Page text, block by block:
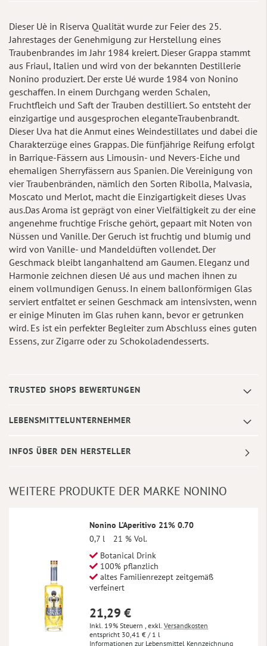
Dieser Uè in Riserva Qualität wurde zur Feier des 25.
Jahrestages der Genehmigung zur Herstellung eines
Traubenbrandes im Jahr 1984 kreiert. Dieser Grappa stammt
aus Friaul, Italien und wird von der bekannten Destillerie
Nonino produziert. Der erste Ué wurde 1984 von Nonino
geschaffen. In einem Durchgang werden Schalen,
Fruchtfleich und Saft der Trauben destilliert. So entsteht der
einzigartige und ausgesprochen eleganteTraubenbrandt.
Dieser Uva hat die Anmut eines Weindestillates und dabei die
Charakterzüge eines Grappas. Die fünfjährige Reifung erfolgt
in Barrique-Fässern aus Limousin- und Nevers-Eiche und
ehemaligen Sherryfässern aus Spanien. Die Vereinigung von
vier Traubenbränden, nämlich den Sorten Ribolla, Malvasia,
Moscato und Merlot, macht die Einzigartigkeit dieses Uvas
aus.Das Aroma ist geprägt von einer Vielfältigkeit zu der eine
angenehme fruchtige Frische gehört, gepaart mit Noten von
Nüssen und Vanille. Der Geruch ist fruchtig und blumig und
wird von Vanille- und Mandeldüften vollendet. Der
Geschmack bleibt langanhaltend am Gaumen. Eleganz und
Harmonie zeichnen diesen Ué aus und machen ihnen zu
einem vollmundigen Genuss. In einem ballonförmigen Glas
serviert entfaltet er seinen Geschmack am intensivsten, wenn
er einige Minuten im Glas ruhen kann, bevor er getrunken
wird. Es ist ein perfekter Begleiter zum Abschluss eines guten
Essens, zur Zigarre oder zu Schokoladendesserts.
TRUSTED SHOPS BEWERTUNGEN
LEBENSMITTELUNTERNEHMER
INFOS ÜBER DEN HERSTELLER
WEITERE PRODUKTE DER MARKE NONINO
Nonino L'Aperitivo 21% 0.70
0,7 l
21 % Vol.
Botanical Drink
100% pflanzlich
altes Familienrezept zeitgemäß
verfeinert
21,29 €
Inkl. 19% Steuern , exkl. Versandkosten
30,41 € / 1 l
Informationen zur Lebensmittel Kennzeichnung